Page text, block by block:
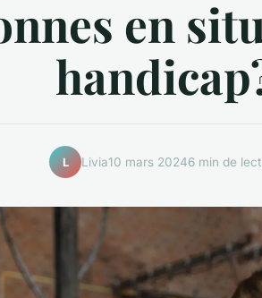
en
L Livia10 mars 20246 min de